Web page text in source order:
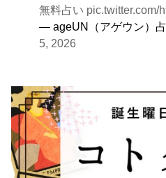
無料占い pic.twitter.com/
— ageUN（アゲウン）
5, 2026